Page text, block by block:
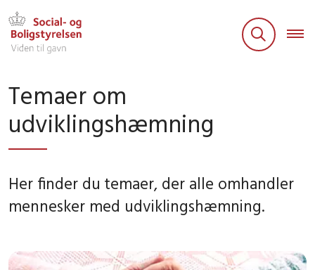
Temaer om
udviklingshæmning
Her finder du temaer, der alle omhandler
mennesker med udviklingshæmning.